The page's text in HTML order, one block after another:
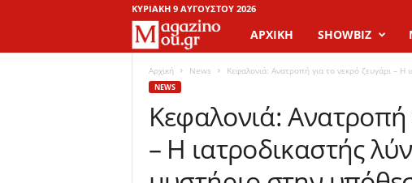
ΚΥΡΙΑΚΉ 9 ΑΥΓΟΎΣΤΟΥ 2026
a
z
ΑΡΧΙΚΉ SHOWBIZ
Αρχική News Κεφαλονιά: Ανατροπή για το νεκρό ζευγάρι – Η
NEWS
Κεφαλονιά: Ανατροπή
– Η ιατροδικαστής